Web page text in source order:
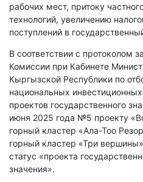
рабочих мест, притоку
технологий, увеличению
поступлений в
В соответствии с протоколом
Комиссии при Кабинете
Кыргызской Республики по
национальных
проектов государственного
июня 2025 года №5 проекту
горный кластер «Ала-Тоо
горный кластер «Три
статус «проекта
значения».